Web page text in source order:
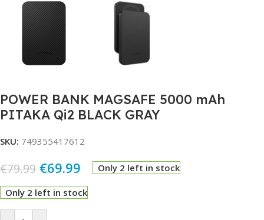
POWER BANK MAGSAFE 5000 mAh
PITAKA Qi2 BLACK GRAY
SKU: 749355417612
€79.99 €69.99 Only 2 left in stock
Only 2 left in stock
Alternative: